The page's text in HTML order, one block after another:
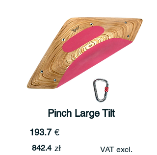
Pinch Large Tilt
193.7 €
842.4 zł VAT excl.